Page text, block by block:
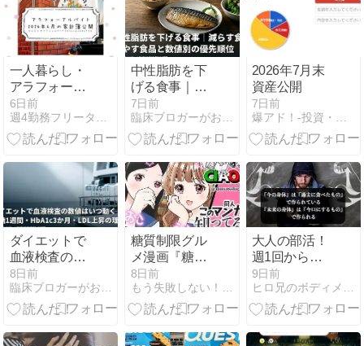
一人暮らし・
アラフォーア
ルバイトの家
計簿【2026年
6月/支出
6日前
週4勤務フリーターの家計簿
中性脂肪を下
げる食事｜減
らす食品・増
やす食品と数
値別の優先順
7日前
臨床ブロガーがおすすめのダイエット一覧│臨床ブロガー
2026年7月末
資産公開
7日前
爆アド！-投資・糖質制限・セミリタイア-
ダイエットで
血液検査の数
値はいつ動
く？血糖1週
間・HbA1c3
昇の理由
8日前
臨床ブロガーがおすすめのダイエット一覧│臨床ブロガー
糖質制限グル
メ漫画『糖質
オフっ
CIAO！』第16
話本日配信開
8日前
もう失敗しない！正しい糖質制限ダイエット
大人の部活！
週1回からの
合同トレーニ
ング
9日前
ヒロ兄のボディメイク | 細マッチョ・美ボディ講座